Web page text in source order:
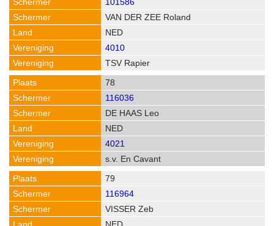
VAN DER ZEE Roland
NED
4010
TSV Rapier
78
116036
DE HAAS Leo
NED
4021
s.v. En Cavant
79
116964
VISSER Zeb